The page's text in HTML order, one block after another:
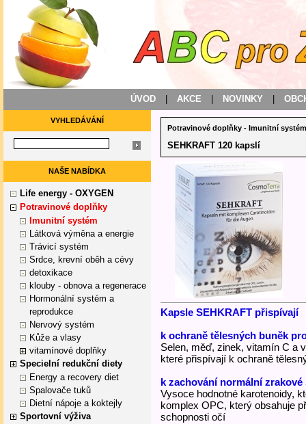
ÚVOD AKCE NOVINKY
VYHLEDÁVÁNÍ
NAŠE NABÍDKA
Life energy - OXYGEN
Potravinové doplňky
Imunitní systém
Látková výměna a energie
Trávicí systém
Srdce, krevní oběh a cévy
detoxikace
klouby - obnova a regenerace
Hormonální systém a
reprodukce
Nervový systém
Kůže a vlasy
vitamínové doplňky
Specielní redukční diety
Energy a recovery diet
Spalovače tuků
Dietní nápoje a koktejly
Sportovní výživa
Potravinové doplňky - Imunitní systém
SEHKRAFT 120 kapslí
Kapsle SEHKRAFT přispívají
k ochraně tělesných buněk
Selen, měď, zinek, vitamín C a
které přispívají k ochraně
k zachování normální
Vysoce hodnotné karotenoidy,
komplex OPC, který obsahuje
schopnosti očí